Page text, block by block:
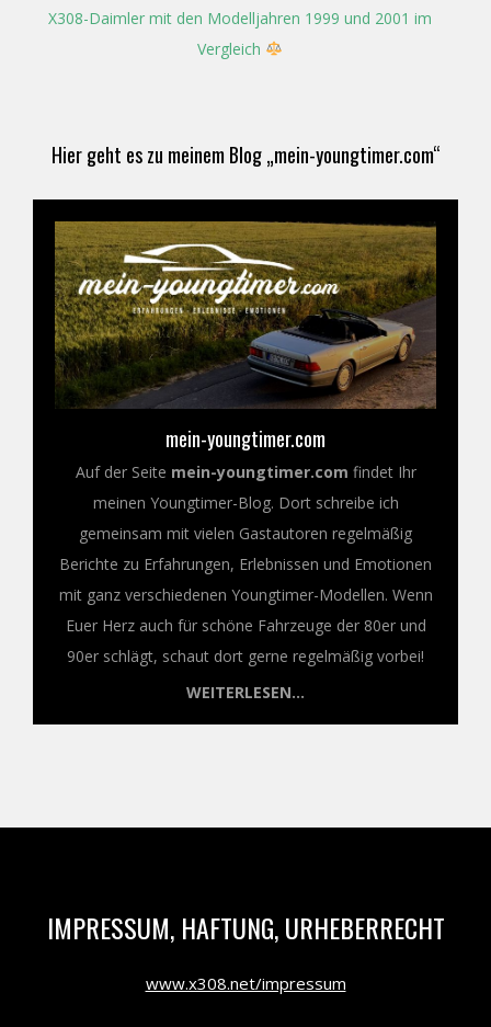
X308-Daimler mit den Modelljahren 1999 und 2001 im
Vergleich
Hier geht es zu meinem Blog „mein-youngtimer.com“
mein-youngtimer.com
Auf der Seite mein-youngtimer.com findet Ihr
meinen Youngtimer-Blog. Dort schreibe ich
gemeinsam mit vielen Gastautoren regelmäßig
Berichte zu Erfahrungen, Erlebnissen und Emotionen
mit ganz verschiedenen Youngtimer-Modellen. Wenn
Euer Herz auch für schöne Fahrzeuge der 80er und
90er schlägt, schaut dort gerne regelmäßig vorbei!
WEITERLESEN...
IMPRESSUM, HAFTUNG, URHEBERRECHT
www.x308.net/impressum